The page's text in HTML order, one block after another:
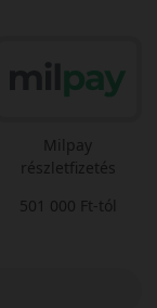
Milpay
részletfizetés
501 000 Ft-tól